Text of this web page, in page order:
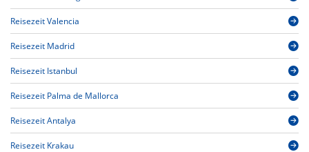
Reisezeit Valencia
Reisezeit Madrid
Reisezeit Istanbul
Reisezeit Palma de Mallorca
Reisezeit Antalya
Reisezeit Krakau